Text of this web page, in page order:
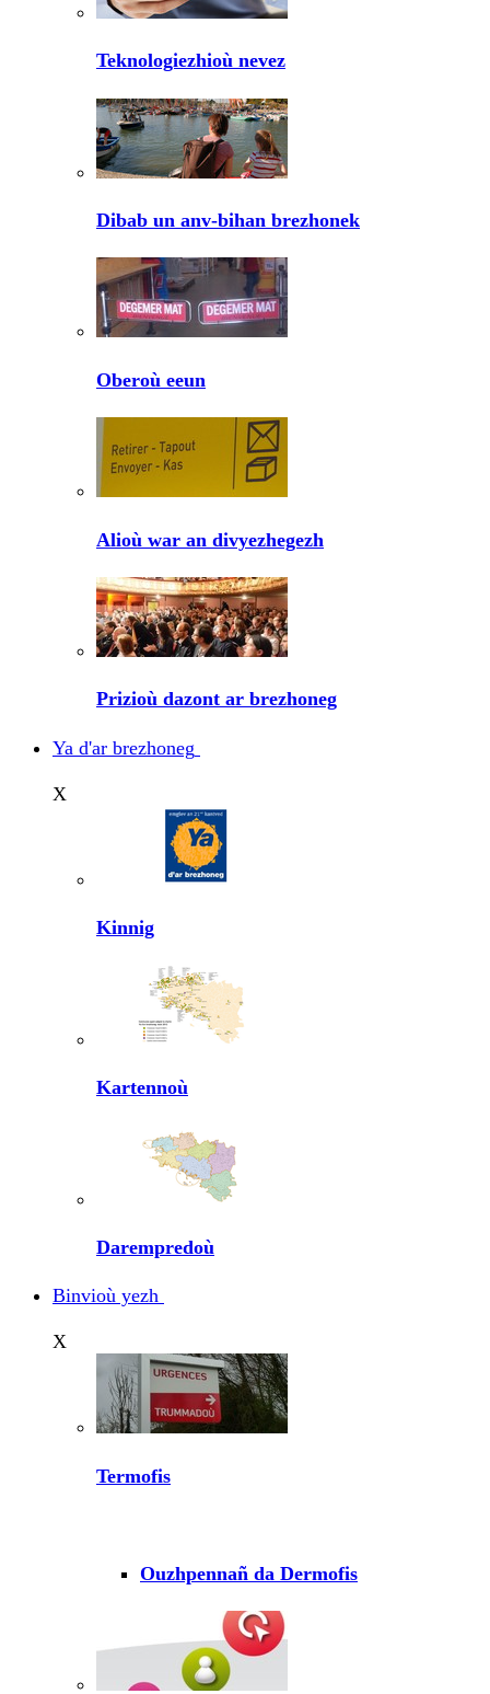
Teknologiezhioù nevez
Dibab un anv-bihan brezhonek
Oberoù eeun
Alioù war an divyezhegezh
Prizioù dazont ar brezhoneg
Ya d'ar brezhoneg
X
Kinnig
Kartennoù
Darempredoù
Binvioù yezh
X
Termofis
Ouzhpennañ da Dermofis